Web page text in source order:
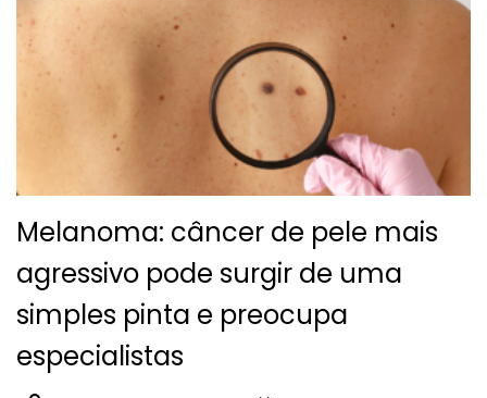
Melanoma: câncer de pele mais
agressivo pode surgir de uma
simples pinta e preocupa
especialistas